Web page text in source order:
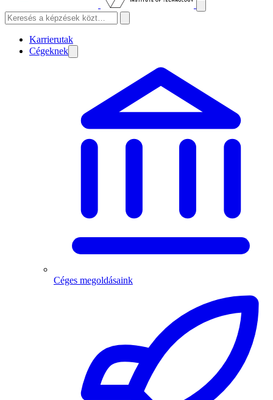
Karrierutak
Cégeknek
Céges megoldásaink